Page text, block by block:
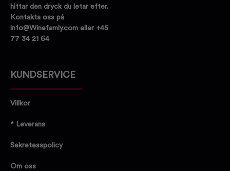
hittar den dryck du letar efter.
Kontakta oss på
info@Winefamly.com eller +45
77 34 21 64
KUNDSERVICE
Villkor
* Leverans
Sekretesspolicy
Om oss